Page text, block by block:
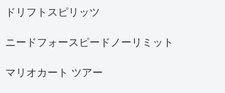
マクラーレン P1
McLaren P1
NSX
ドリフトスピリッツ
ニードフォースピードノーリミット
マリオカート ツアー